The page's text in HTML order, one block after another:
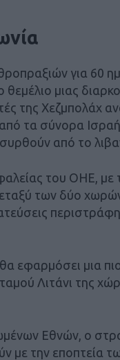
για 60
μιας
της Χεζμπολάχ
τα σύνορα
από το
του ΟΗΕ, με
των δύο
εφαρμόσει μια
Λιτάνι της
Εθνών, ο
με την εποπτεία